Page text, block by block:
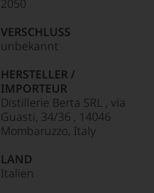
2050
VERSCHLUSS
unbekannt
HERSTELLER /
IMPORTEUR
Distillerie Berta SRL , via
Guasti, 34/36 , 14046
Mombaruzzo, Italy
LAND
Italien